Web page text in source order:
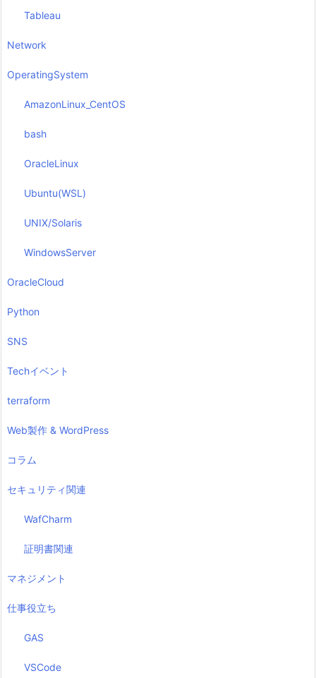
Tableau
Network
OperatingSystem
AmazonLinux_CentOS
bash
OracleLinux
Ubuntu(WSL)
UNIX/Solaris
WindowsServer
OracleCloud
Python
SNS
Techイベント
terraform
Web製作 & WordPress
コラム
セキュリティ関連
WafCharm
証明書関連
マネジメント
仕事役立ち
GAS
VSCode